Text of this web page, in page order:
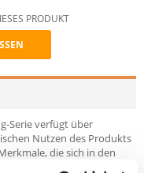
PRODUKT
Serie verfügt über
Nutzen des Produkts
die sich in den